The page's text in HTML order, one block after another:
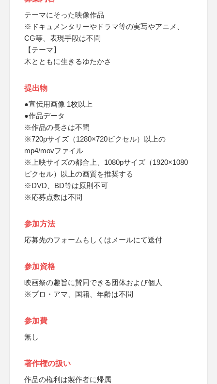
テーマにそった映像作品
※ドキュメンタリーやドラマ等の実写やアニメ、
CG等、表現手段は不問
【テーマ】
木とともに生きるゆたかさ
提出物
●宣伝用画像 1枚以上
●作品データ
※作品の長さは不問
※720pサイズ（1280×720ピクセル）以上の
mp4/movファイル
※上映サイズの都合上、1080pサイズ（1920×1080
ピクセル）以上の画質を推奨する
※DVD、BD等は原則不可
※応募点数は不問
参加方法
応募先のフォームもしくはメールにて送付
参加資格
映画祭の趣旨に賛同できる団体および個人
※プロ・アマ、国籍、年齢は不問
参加費
無し
著作権の扱い
作品の権利は製作者に帰属